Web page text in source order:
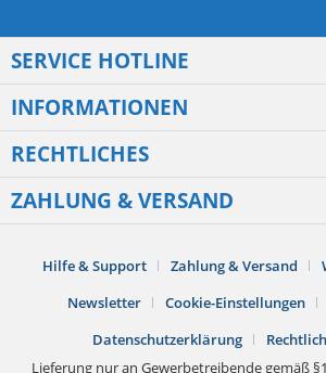
SERVICE HOTLINE
INFORMATIONEN
RECHTLICHES
ZAHLUNG & VERSAND
Hilfe & Support Zahlung & Versand
Newsletter
Cookie-Einstellungen
Datenschutzerklärung
Lieferung nur an Gewerbetreibende gemäß